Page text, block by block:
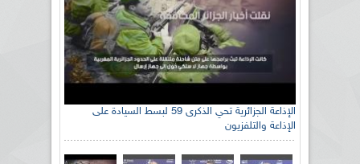
الإذاعة الجزائرية تحي الذكرى 59 لبسط السيادة على
الإذاعة والتلفزيون